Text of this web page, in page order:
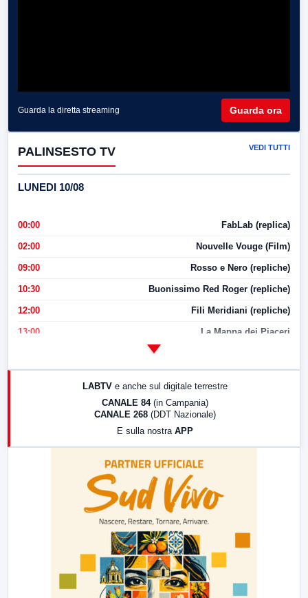
Guarda la diretta streaming Guarda ora
PALINSESTO TV VEDI TUTTI
LUNEDI 10/08
00:00 FabLab (replica)
02:00 Nouvelle Vouge (Film)
09:00 Rosso e Nero (repliche)
10:30 Buonissimo Red Roger (repliche)
12:00 Fili Meridiani (repliche)
13:00 La Mappa dei Piaceri
17:00 LabNews (replica)
LABTV e anche sul digitale terrestre
CANALE 84 (in Campania)
CANALE 268 (DDT Nazionale)
E sulla nostra APP